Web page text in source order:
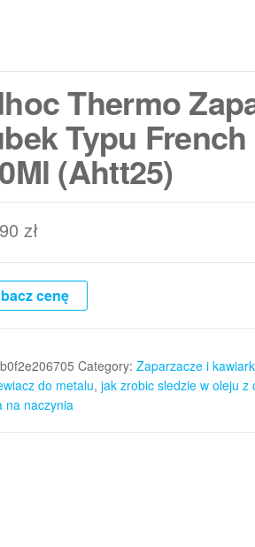
Thermo
Typu
(Ahtt25)
zł
cenę
Category: Zaparzacze i
do metalu, jak zrobic sledzie w oleju z
na naczynia